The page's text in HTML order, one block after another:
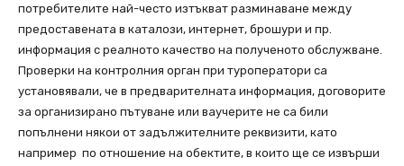
потребителите най-често изтъкват разминаване между
предоставената в каталози, интернет, брошури и пр.
информация с реалното качество на полученото обслужване.
Проверки на контролния орган при туроператори са
установявали, че в предварителната информация, договорите
за организирано пътуване или ваучерите не са били
попълнени някои от задължителните реквизити, като
например по отношение на обектите, в които ще се извърши